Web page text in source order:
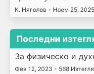
К. Няголов • Ноем 25, 2025
Последни
За физическо и
Фев 12, 2023 • 568